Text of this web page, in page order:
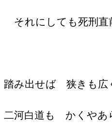
それにしても死刑直
踏み出せば 狭きも
二河白道も かくや